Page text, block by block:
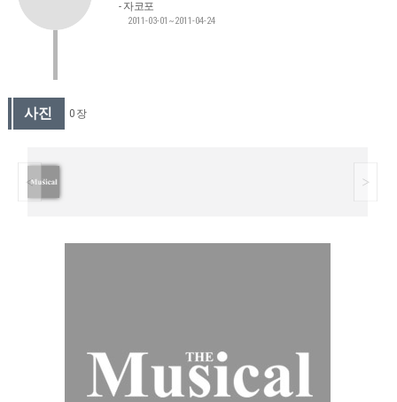
자코포
2011-03-01~2011-04-24
사진 0 장